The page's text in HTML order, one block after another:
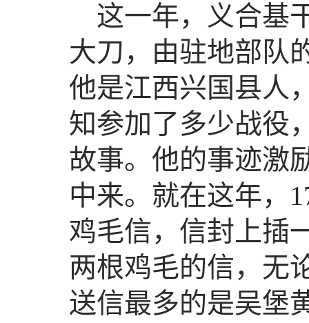
这一年，义合基
大刀，由驻地部队
他是江西兴国县人
知参加了多少战役
故事。他的事迹激
中来。就在这年，
鸡毛信，信封上插
两根鸡毛的信，无
送信最多的是吴堡